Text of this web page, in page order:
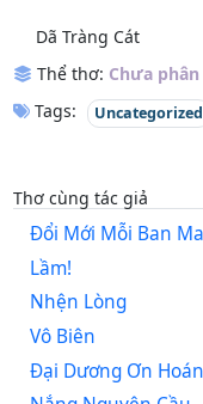
Dã Tràng Cát
Thể thơ: Chưa
Tags:
Uncategorized
Thơ cùng tác giả
Đổi Mới Mỗi Ban
Lầm!
Nhện Lòng
Vô Biên
Đại Dương Ơn